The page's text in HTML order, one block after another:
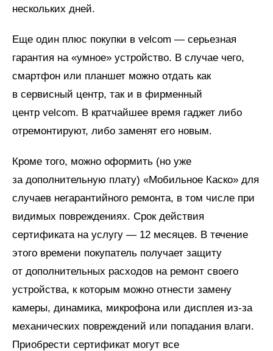
нескольких дней.
Еще один плюс покупки в velcom — серьезная
гарантия на «умное» устройство. В случае чего,
смартфон или планшет можно отдать как
в сервисный центр, так и в фирменный
центр velcom. В кратчайшее время гаджет либо
отремонтируют, либо заменят его новым.
Кроме того, можно оформить (но уже
за дополнительную плату) «Мобильное Каско» для
случаев негарантийного ремонта, в том числе при
видимых повреждениях. Срок действия
сертификата на услугу — 12 месяцев. В течение
этого времени покупатель получает защиту
от дополнительных расходов на ремонт своего
устройства, к которым можно отнести замену
камеры, динамика, микрофона или дисплея из-за
механических повреждений или попадания влаги.
Приобрести сертификат могут все